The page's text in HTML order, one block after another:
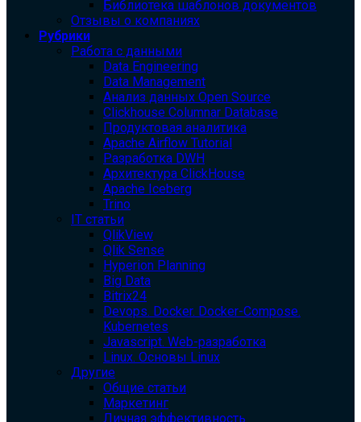
Библиотека шаблонов документов
Отзывы о компаниях
Рубрики
Работа с данными
Data Engineering
Data Management
Анализ данных Open Source
Clickhouse Columnar Database
Продуктовая аналитика
Apache Airflow Tutorial
Разработка DWH
Архитектура ClickHouse
Apache Iceberg
Trino
IT статьи
QlikView
Qlik Sense
Hyperion Planning
Big Data
Bitrix24
Devops. Docker. Docker-Compose.
Kubernetes
Javascript. Web-разработка
Linux. Основы Linux
Другие
Общие статьи
Маркетинг
Личная эффективность